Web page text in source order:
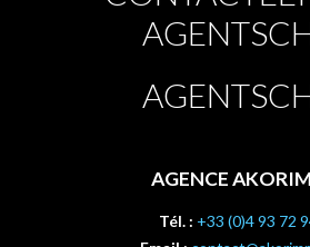
AGENCE
Tél. : +33 (0)4 93 72